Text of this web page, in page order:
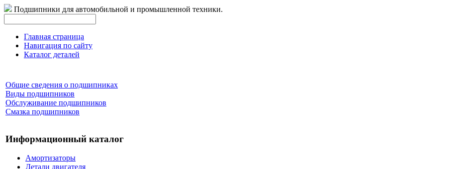
Подшипники для автомобильной и промышленной техники.
Главная страница
Навигация по сайту
Каталог деталей
Общие сведения о подшипниках
Виды подшипников
Обслуживание подшипников
Смазка подшипников
Информационный каталог
Амортизаторы
Детали двигателя